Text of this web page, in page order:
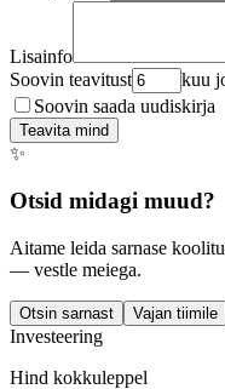
Lisainfo
Soovin teavitust
kuu
Soovin saada uudiskirja
Teavita mind
✨
Otsid midagi muud?
Aitame leida sarnase
— vestle meiega.
Otsin sarnast Vajan tiimile
Investeering
Hind kokkuleppel